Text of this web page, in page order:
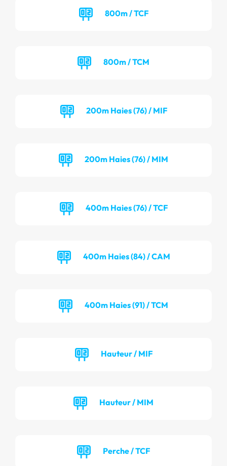
800m / TCF
800m / TCM
200m Haies (76) / MIF
200m Haies (76) / MIM
400m Haies (76) / TCF
400m Haies (84) / CAM
400m Haies (91) / TCM
Hauteur / MIF
Hauteur / MIM
Perche / TCF